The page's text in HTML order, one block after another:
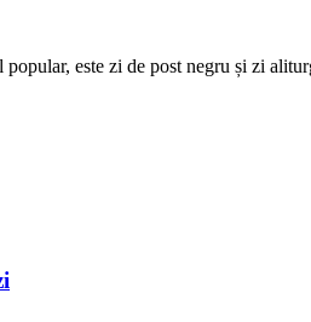
este zi de post negru și zi